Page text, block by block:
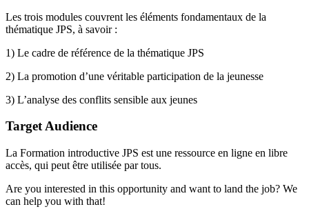
Les trois modules couvrent les éléments fondamentaux de la
thématique JPS, à savoir :
1) Le cadre de référence de la thématique JPS
2) La promotion d’une véritable participation de la jeunesse
3) L’analyse des conflits sensible aux jeunes
Target Audience
La Formation introductive JPS est une ressource en ligne en libre
accès, qui peut être utilisée par tous.
Are you interested in this opportunity and want to land the job? We
can help you with that!